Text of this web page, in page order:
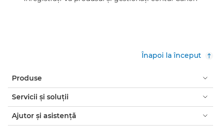
Înapoi la început
Produse
Servicii şi soluţii
Ajutor şi asistenţă